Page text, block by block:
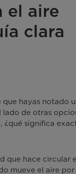
el aire
clara
hayas notado
de otras
significa
que hace circular
mueve el aire